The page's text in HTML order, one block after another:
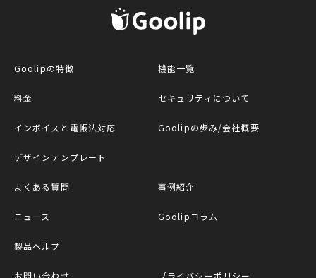
Goolipの特徴 機能一覧
料金 セキュリティについて
インボイスと電帳法対応 Goolipの歩み/会社概要
デザインテンプレート
よくある質問 事例紹介
ニュース Goolipコラム
製品ヘルプ